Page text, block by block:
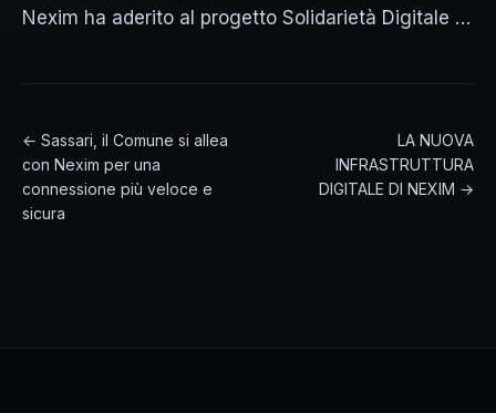
Nexim ha aderito al progetto Solidarietà Digitale …
← Sassari, il Comune si allea
con Nexim per una
connessione più veloce e
sicura
LA NUOVA
INFRASTRUTTURA
DIGITALE DI NEXIM →